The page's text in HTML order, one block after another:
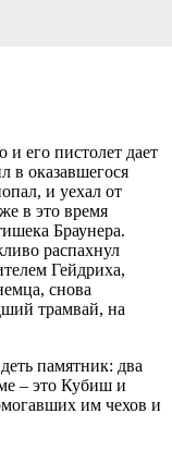
его пистолет дает
в оказавшегося
и уехал от
в это время
Браунера.
распахнул
Гейдриха,
снова
трамвай, на
памятник: два
– это Кубиш и
им чехов и